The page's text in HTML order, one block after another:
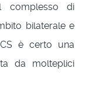
complesso di
bilaterale e
è certo una
da molteplici